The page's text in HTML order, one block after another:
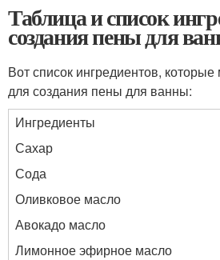
Таблица и список
создания пены для
Вот список ингредиентов,
для создания пены для ванны:
Ингредиенты
Сахар
Сода
Оливковое масло
Авокадо масло
Лимонное эфирное масло